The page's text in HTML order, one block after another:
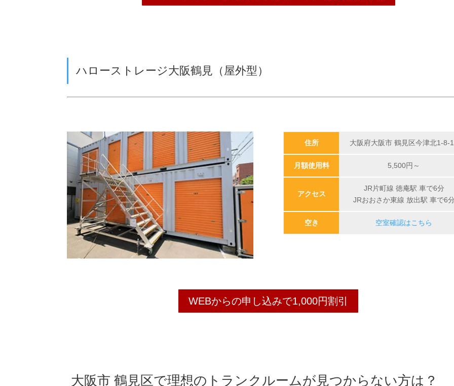
ハローストレージ大阪鶴見（屋外型）
住所 大阪府大阪市 鶴見区今津北1-8-
月額使用料 5,500円～
アクセス
JR片町線 徳庵駅 車で6分
JRおおさか東線 放出駅 車で6分
空き 空室確認はこちら
WEBからの申し込みで1,000円割引
大阪市 鶴見区で理想のトランクルームが見つからない方は？